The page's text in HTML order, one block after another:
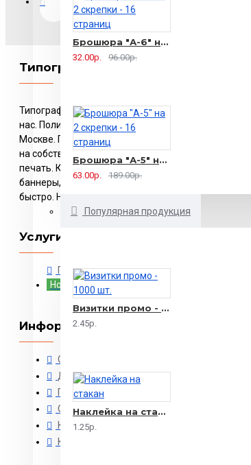
Брошюра "А-6" на 2 скрепки - 16 страниц
32.00р. 96.00р.
Брошюра "А-5" на 2 скрепки - 16 страниц
63.00р. 189.00р.
Популярная продукция
Визитки промо - 1000 шт.
2.45р.
Наклейка на стакан
1.25р.
Типография в Москве
Типография в Москве. Вся Москва печатает у
нас. Полиграфия и полиграфические услуги в
Москве. Печати и штампы, печать полиграфии
на собственном оборудовании. Срочная
печать. Каталоги, буклеты, визитки, календари,
баннеры, тиснение изготовляем и печатаем
быстро. Недорогая печать в Москве.
Услуги типографии
Персонализация полиграфии
Новинка
Информация
О типографии
Доставка
Политика безопасности
Оплата
Контакты
Карта сайта